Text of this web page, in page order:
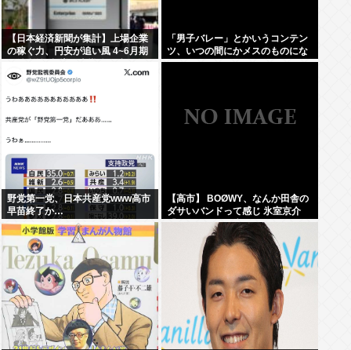
【日本経済新聞が集計】上場企業
の稼ぐ力、円安が追い風 4~6月期
動車、電子部品、産業機器など幅
「男子バレー」とかいうコンテン
ツ、いつの間にかメスのものにな
るwww
野党第一党、日本共産党www高市
早苗終了か…
【高市】 BOØWY、なんか田舎の
ダサいバンドって感じ 氷室京介
「お肉屋さんで生まれました」